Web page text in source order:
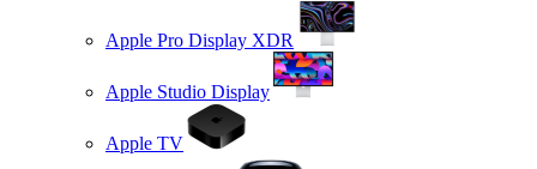
Apple Pro Display XDR
Apple Studio Display
Apple TV